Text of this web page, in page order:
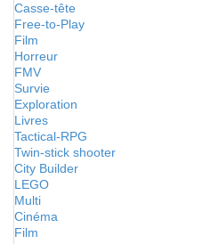
Casse-tête
Free-to-Play
Film
Horreur
FMV
Survie
Exploration
Livres
Tactical-RPG
Twin-stick shooter
City Builder
LEGO
Multi
Cinéma
Film